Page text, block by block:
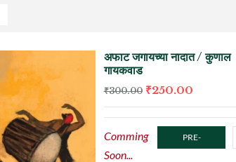
अफाट जगायच्या नादात / कुणाल
गायकवाड
₹300.00 ₹250.00
Comming
Soon...
PRE-